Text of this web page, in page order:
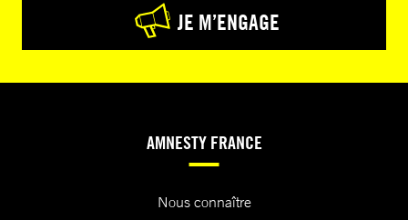
JE M’ENGAGE
AMNESTY FRANCE
Nous connaître